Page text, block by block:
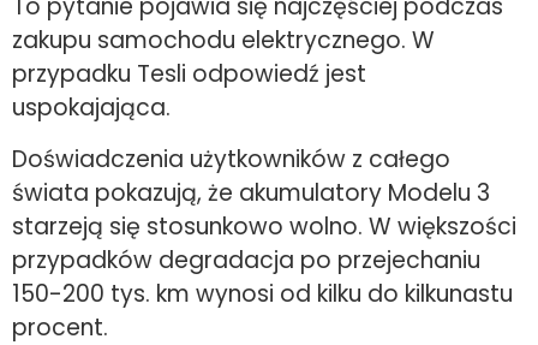
To pytanie pojawia się najczęściej podczas
zakupu samochodu elektrycznego. W
przypadku Tesli odpowiedź jest
uspokajająca.
Doświadczenia użytkowników z całego
świata pokazują, że akumulatory Modelu 3
starzeją się stosunkowo wolno. W większości
przypadków degradacja po przejechaniu
150-200 tys. km wynosi od kilku do kilkunastu
procent.